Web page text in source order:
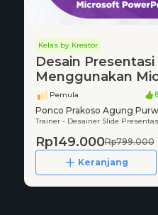
Kelas by Kreator
Desain
Menggunakan
Pemula
Ponco Prakoso Agung
Trainer - Desainer Slide
Rp149.000Rp799.000
Keranjang